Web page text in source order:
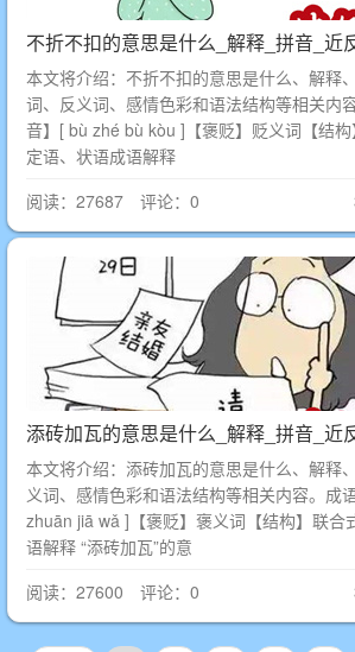
本文将介绍：不折不扣的意思是什么、解释
词、反义词、感情色彩和语法结构等相关内
音】[ bù zhé bù kòu ]【褒贬】贬义词【结
定语、状语成语解释
阅读：27687 评论：0
添砖加瓦的意思是什么_解释_拼音_近
本文将介绍：添砖加瓦的意思是什么、解释
义词、感情色彩和语法结构等相关内容。成
zhuān jiā wǎ ]【褒贬】褒义词【结构】联合
语解释 “添砖加瓦”的意
阅读：27600 评论：0